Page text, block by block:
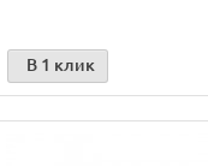
В 1 клик